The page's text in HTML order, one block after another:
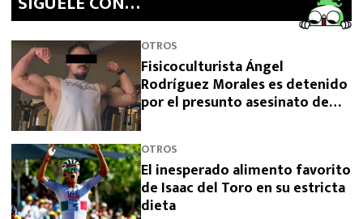
OTROS
Fisicoculturista Ángel
Rodríguez Morales es detenido
por el presunto asesinato de
OTROS
El inesperado alimento favorito
de Isaac del Toro en su estricta
dieta